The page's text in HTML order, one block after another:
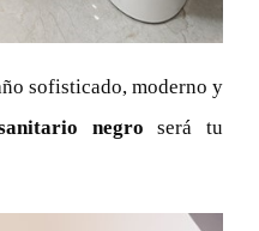
sofisticado, moderno y
negro será tu